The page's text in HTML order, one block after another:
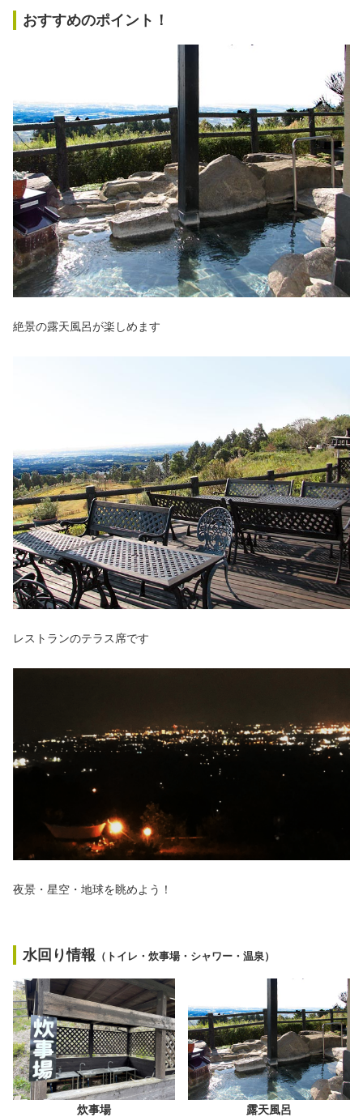
おすすめのポイント！
絶景の露天風呂が楽しめます
レストランのテラス席です
夜景・星空・地球を眺めよう！
水回り情報 （トイレ・炊事場・シャワー・温泉）
炊事場 露天風呂